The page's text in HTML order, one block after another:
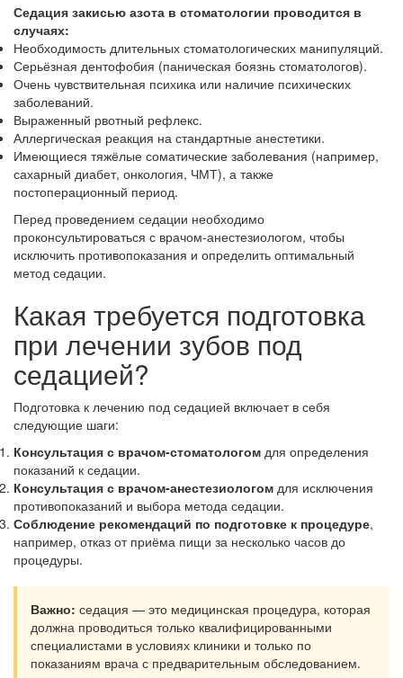
Седация закисью азота в стоматологии проводится в
случаях:
Необходимость длительных стоматологических манипуляций.
Серьёзная дентофобия (паническая боязнь стоматологов).
Очень чувствительная психика или наличие психических
заболеваний.
Выраженный рвотный рефлекс.
Аллергическая реакция на стандартные анестетики.
Имеющиеся тяжёлые соматические заболевания (например,
сахарный диабет, онкология, ЧМТ), а также
постоперационный период.
Перед проведением седации необходимо
проконсультироваться с врачом‑анестезиологом, чтобы
исключить противопоказания и определить оптимальный
метод седации.
Какая требуется подготовка
при лечении зубов под
седацией?
Подготовка к лечению под седацией включает в себя
следующие шаги:
Консультация с врачом‑стоматологом для определения
показаний к седации.
Консультация с врачом‑анестезиологом для исключения
противопоказаний и выбора метода седации.
Соблюдение рекомендаций по подготовке к процедуре,
например, отказ от приёма пищи за несколько часов до
процедуры.
Важно: седация — это медицинская процедура, которая
должна проводиться только квалифицированными
специалистами в условиях клиники и только по
показаниям врача с предварительным обследованием.